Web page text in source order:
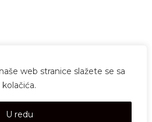
web stranice slažete se sa
U redu